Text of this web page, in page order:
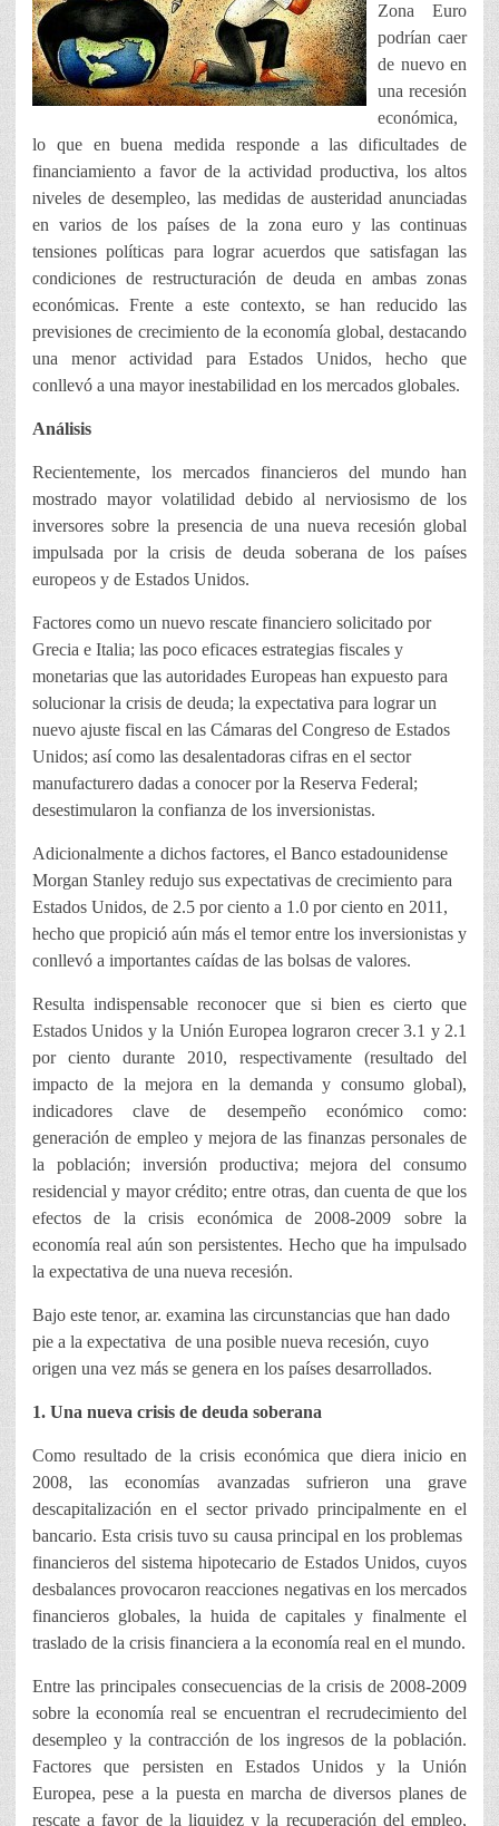
Zona Euro
podrían caer
de nuevo en
una recesión
económica,
lo que en buena medida responde a las dificultades de
financiamiento a favor de la actividad productiva, los altos
niveles de desempleo, las medidas de austeridad anunciadas
en varios de los países de la zona euro y las continuas
tensiones políticas para lograr acuerdos que satisfagan las
condiciones de restructuración de deuda en ambas zonas
económicas. Frente a este contexto, se han reducido las
previsiones de crecimiento de la economía global, destacando
una menor actividad para Estados Unidos, hecho que
conllevó a una mayor inestabilidad en los mercados globales.
Análisis
Recientemente, los mercados financieros del mundo han
mostrado mayor volatilidad debido al nerviosismo de los
inversores sobre la presencia de una nueva recesión global
impulsada por la crisis de deuda soberana de los países
europeos y de Estados Unidos.
Factores como un nuevo rescate financiero solicitado por
Grecia e Italia; las poco eficaces estrategias fiscales y
monetarias que las autoridades Europeas han expuesto para
solucionar la crisis de deuda; la expectativa para lograr un
nuevo ajuste fiscal en las Cámaras del Congreso de Estados
Unidos; así como las desalentadoras cifras en el sector
manufacturero dadas a conocer por la Reserva Federal;
desestimularon la confianza de los inversionistas.
Adicionalmente a dichos factores, el Banco estadounidense
Morgan Stanley redujo sus expectativas de crecimiento para
Estados Unidos, de 2.5 por ciento a 1.0 por ciento en 2011,
hecho que propició aún más el temor entre los inversionistas y
conllevó a importantes caídas de las bolsas de valores.
Resulta indispensable reconocer que si bien es cierto que
Estados Unidos y la Unión Europea lograron crecer 3.1 y 2.1
por ciento durante 2010, respectivamente (resultado del
impacto de la mejora en la demanda y consumo global),
indicadores clave de desempeño económico como:
generación de empleo y mejora de las finanzas personales de
la población; inversión productiva; mejora del consumo
residencial y mayor crédito; entre otras, dan cuenta de que los
efectos de la crisis económica de 2008-2009 sobre la
economía real aún son persistentes. Hecho que ha impulsado
la expectativa de una nueva recesión.
Bajo este tenor, ar. examina las circunstancias que han dado
pie a la expectativa de una posible nueva recesión, cuyo
origen una vez más se genera en los países desarrollados.
1. Una nueva crisis de deuda soberana
Como resultado de la crisis económica que diera inicio en
2008, las economías avanzadas sufrieron una grave
descapitalización en el sector privado principalmente en el
bancario. Esta crisis tuvo su causa principal en los problemas
financieros del sistema hipotecario de Estados Unidos, cuyos
desbalances provocaron reacciones negativas en los mercados
financieros globales, la huida de capitales y finalmente el
traslado de la crisis financiera a la economía real en el mundo.
Entre las principales consecuencias de la crisis de 2008-2009
sobre la economía real se encuentran el recrudecimiento del
desempleo y la contracción de los ingresos de la población.
Factores que persisten en Estados Unidos y la Unión
Europea, pese a la puesta en marcha de diversos planes de
rescate a favor de la liquidez y la recuperación del empleo,